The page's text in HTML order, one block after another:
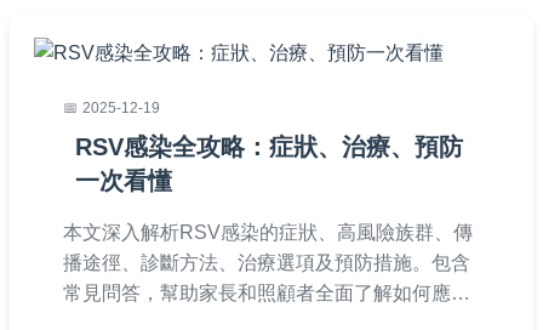
2025-12-19
RSV感染全攻略：症狀、治療、預防
一次看懂
本文深入解析RSV感染的症狀、高風險族群、傳
播途徑、診斷方法、治療選項及預防措施。包含
常見問答，幫助家長和照顧者全面了解如何應對